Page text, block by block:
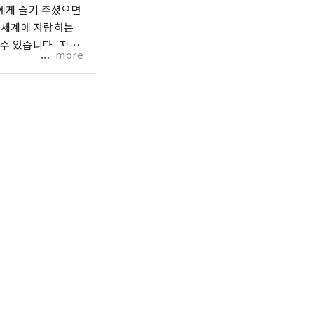
즐겨 주셨으면
계에 자랑하는
있습니다. 지상
more